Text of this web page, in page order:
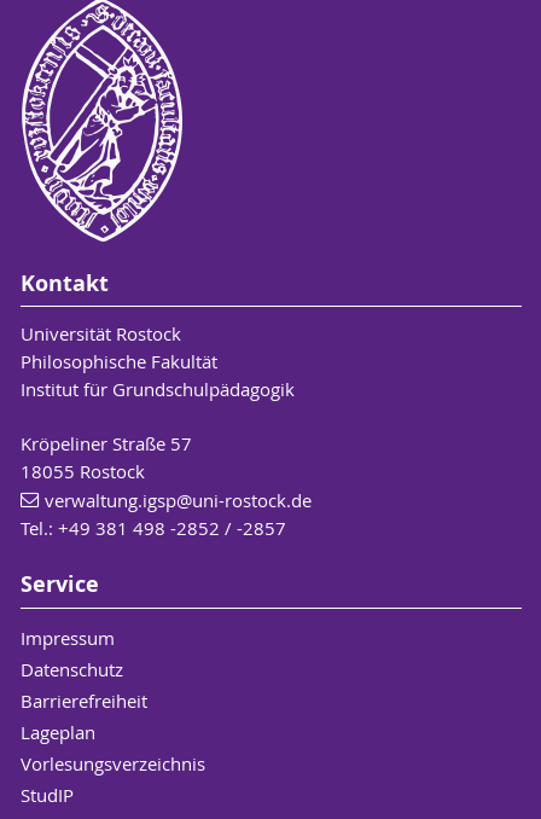
Kontakt
Universität Rostock
Philosophische Fakultät
Institut für Grundschulpädagogik
Kröpeliner Straße 57
18055 Rostock
verwaltung.igsp@uni-rostock.de
Tel.: +49 381 498 -2852 / -2857
Service
Impressum
Datenschutz
Barrierefreiheit
Lageplan
Vorlesungsverzeichnis
StudIP